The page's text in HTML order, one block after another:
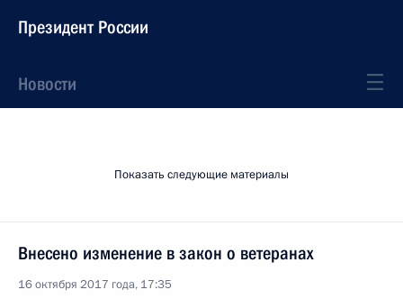
Президент России
Новости
Показать следующие материалы
Внесено изменение в закон о ветеранах
16 октября 2017 года, 17:35